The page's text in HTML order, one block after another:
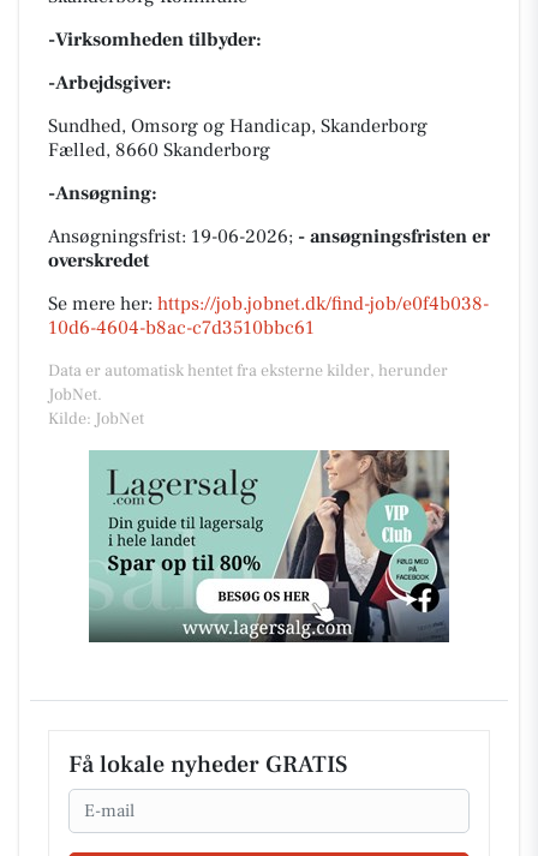
-Virksomheden tilbyder:
-Arbejdsgiver:
Sundhed, Omsorg og Handicap, Skanderborg
Fælled, 8660 Skanderborg
-Ansøgning:
Ansøgningsfrist: 19-06-2026; - ansøgningsfristen er
overskredet
Se mere her: https://job.jobnet.dk/find-job/e0f4b038-
10d6-4604-b8ac-c7d3510bbc61
Data er automatisk hentet fra eksterne kilder, herunder
JobNet.
Kilde: JobNet
Få lokale nyheder GRATIS
Email